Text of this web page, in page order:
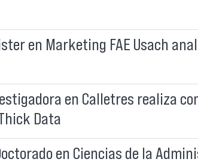
en Marketing FAE Usach
en Calletres realiza
Data
en Ciencias de la